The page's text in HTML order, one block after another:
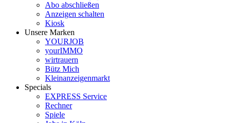
Abo abschließen
Anzeigen schalten
Kiosk
Unsere Marken
YOURJOB
yourIMMO
wirtrauern
Bütz Mich
Kleinanzeigenmarkt
Specials
EXPRESS Service
Rechner
Spiele